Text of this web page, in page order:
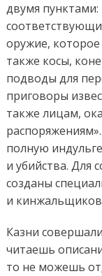
двумя пунктами:
оружие, которое
также косы,
подводы для
приговоры
также лицам,
полную
и убийства. Для
созданы
и
Казни
читаешь
то не можешь